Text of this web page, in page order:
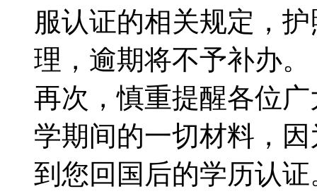
服认证的相关规定，
理，逾期将不予补办。
再次，慎重提醒各位
学期间的一切材料，
到您回国后的学历认